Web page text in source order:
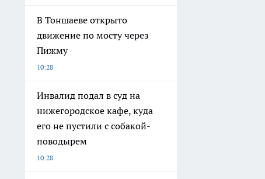
В Тоншаеве открыто
движение по мосту через
Пижму
10:28
Инвалид подал в суд на
нижегородское кафе, куда
его не пустили с собакой-
поводырем
10:28